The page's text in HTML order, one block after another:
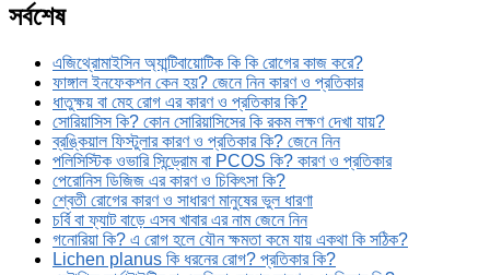
সর্বশেষ
এজিথ্রোমাইসিন অ্যান্টিবায়োটিক কি কি রোগের কাজ করে?
ফাঙ্গাল ইনফেকশন কেন হয়? জেনে নিন কারণ ও প্রতিকার
ধাতুক্ষয় বা মেহ রোগ এর কারণ ও প্রতিকার কি?
সোরিয়াসিস কি? কোন সোরিয়াসিসের কি রকম লক্ষণ দেখা যায়?
ব্রঙ্কিয়াল ফিস্টুলার কারণ ও প্রতিকার কি? জেনে নিন
পলিসিস্টিক ওভারি সিন্ড্রোম বা PCOS কি? কারণ ও প্রতিকার
পেরোনিস ডিজিজ এর কারণ ও চিকিৎসা কি?
শ্বেতী রোগের কারণ ও সাধারণ মানুষের ভুল ধারণা
চর্বি বা ফ্যাট বাড়ে এসব খাবার এর নাম জেনে নিন
গনোরিয়া কি? এ রোগ হলে যৌন ক্ষমতা কমে যায় একথা কি সঠিক?
Lichen planus কি ধরনের রোগ? প্রতিকার কি?